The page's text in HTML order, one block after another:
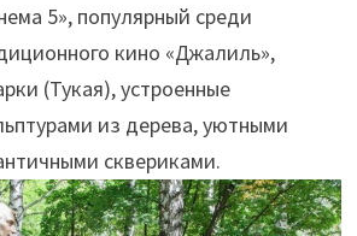
5», популярный среди
кино «Джалиль»,
(Тукая), устроенные
из дерева, уютными
сквериками.